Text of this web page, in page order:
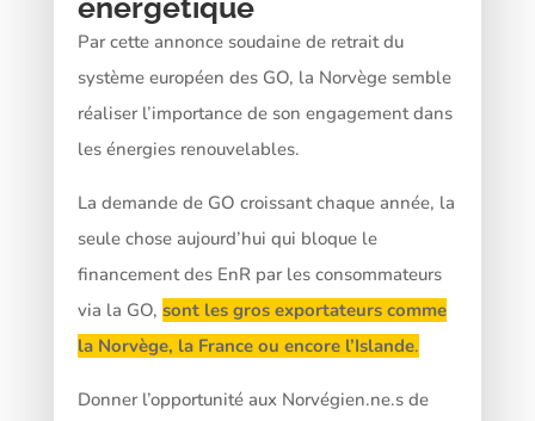
Par cette annonce soudaine de retrait du
système européen des GO, la Norvège semble
réaliser l’importance de son engagement dans
les énergies renouvelables.
La demande de GO croissant chaque année, la
seule chose aujourd’hui qui bloque le
financement des EnR par les consommateurs
via la GO, sont les gros exportateurs comme
la Norvège, la France ou encore l’Islande.
Donner l’opportunité aux Norvégien.ne.s de